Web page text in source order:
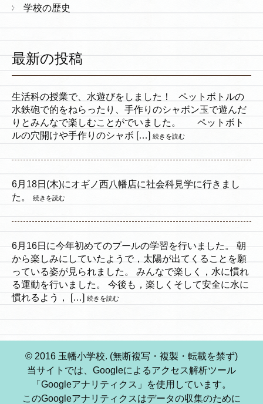
学校の歴史
最新の投稿
生活科の授業で、水遊びをしました！ ペットボトルの
水鉄砲で的をねらったり、手作りのシャボン玉で遊んだ
りとみんなで楽しむことがでいました。 ペットボト
ルの穴開けや手作りのシャボ […] 続きを読む
6月18日(木)にオギノ西八幡店に社会科見学に行きまし
た。
続きを読む
6月16日に今年初めてのプールの学習を行いました。 朝
から楽しみにしていたようで，太陽が出てくることを願
っている姿が見られました。 みんなで楽しく，水に慣れ
る運動を行いました。 今後も，楽しくそして安全に水に
慣れるよう， […] 続きを読む
© 2016 玉幡小学校. (無断複写・複製・転載を禁ず)
当サイトでは、Googleによるアクセス解析ツール
「Googleアナリティクス」を使用しています。
このGoogleアナリティクスはデータの収集のために